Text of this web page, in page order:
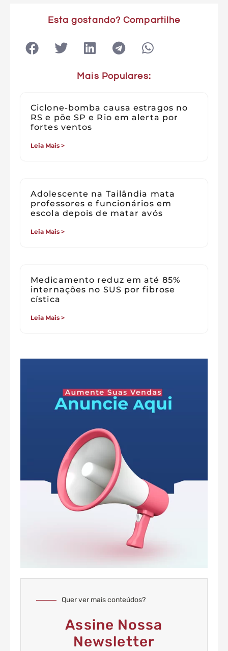
Esta gostando? Compartilhe
Mais Populares:
Ciclone-bomba causa estragos no
RS e põe SP e Rio em alerta por
fortes ventos
Leia Mais >
Adolescente na Tailândia mata
professores e funcionários em
escola depois de matar avós
Leia Mais >
Medicamento reduz em até 85%
internações no SUS por fibrose
cística
Leia Mais >
Quer ver mais conteúdos?
Assine Nossa
Newsletter